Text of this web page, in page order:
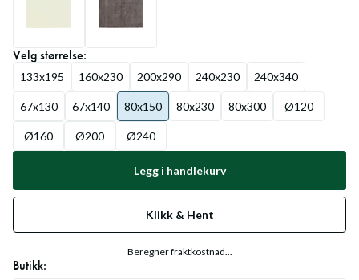
Velgstørrelse:
133x195 160x230 200x290 240x230 240x340
67x130 67x140 80x150 80x230 80x300 Ø120
Ø160 Ø200 Ø240
Legg i handlekurv
Klikk & Hent
Beregner fraktkostnad...
Butikk: